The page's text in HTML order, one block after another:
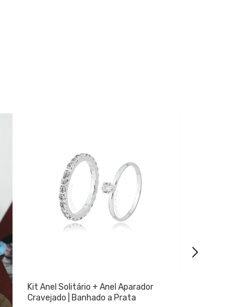
Kit Anel Solitário + Anel Aparador
Cravejado | Banhado a Prata